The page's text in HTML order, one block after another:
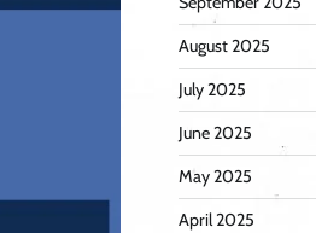
August 2025
July 2025
June 2025
May 2025
April 2025